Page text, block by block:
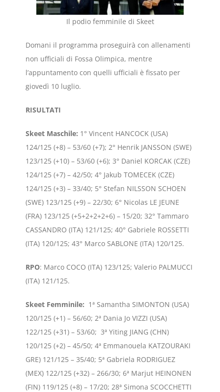
Il podio femminile di Skeet
Domani il programma proseguirà con allenamenti
non ufficiali di Fossa Olimpica, mentre
l’appuntamento con quelli ufficiali è fissato per
giovedì 10 luglio.
RISULTATI
Skeet Maschile: 1° Vincent HANCOCK (USA)
124/125 (+8) – 53/60 (+7); 2° Henrik JANSSON (SWE)
123/125 (+10) – 53/60 (+6); 3° Daniel KORCAK (CZE)
124/125 (+7) – 42/50; 4° Jakub TOMECEK (CZE)
124/125 (+3) – 33/40; 5° Stefan NILSSON SCHOEN
(SWE) 123/125 (+9) – 22/30; 6° Nicolas LE JEUNE
(FRA) 123/125 (+5+2+2+2+6) – 15/20; 32° Tammaro
CASSANDRO (ITA) 121/125; 40° Gabriele ROSSETTI
(ITA) 120/125; 43° Marco SABLONE (ITA) 120/125.
RPO: Marco COCO (ITA) 123/125; Valerio PALMUCCI
(ITA) 121/125.
Skeet Femminile: 1ª Samantha SIMONTON (USA)
120/125 (+1) – 56/60; 2ª Dania Jo VIZZI (USA)
122/125 (+31) – 53/60; 3ª Yiting JIANG (CHN)
120/125 (+2) – 45/50; 4ª Emmanouela KATZOURAKI
GRE) 121/125 – 35/40; 5ª Gabriela RODRIGUEZ
(MEX) 122/125 (+32) – 266/30; 6ª Marjut HEINONEN
(FIN) 119/125 (+8) – 17/20; 28ª Simona SCOCCHETTI